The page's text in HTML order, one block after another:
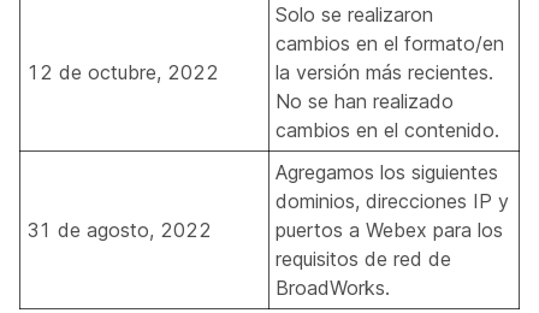
12 de octubre, 2022
Solo se realizaron
cambios en el formato/en
la versión más recientes.
No se han realizado
cambios en el contenido.
31 de agosto, 2022
Agregamos los siguientes
dominios, direcciones IP y
puertos a Webex para los
requisitos de red de
BroadWorks.